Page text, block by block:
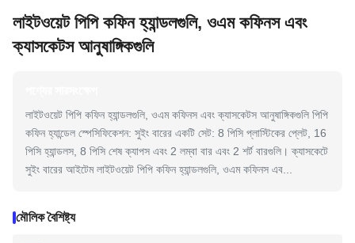
লাইটওয়েট পিপি কফিন হ্যান্ডলগুলি, ওএম কফিনস এবং
ক্যাসকেটস আনুষাঙ্গিকগুলি
লাইটওয়েট পিপি কফিন হ্যান্ডলগুলি, ওএম কফিনস এবং ক্যাসকেটস আনুষাঙ্গিকগুলি পিপি
কফিন হ্যান্ডেল স্পেসিফিকেশন: সুইং বারের একটি সেট: 8 পিসি প্লাস্টিকের প্লেট, 16
পিসি হ্যান্ডলস, 8 পিসি শেষ ক্যাপস এবং 2 লম্বা বার এবং 2 শর্ট বারগুলি। ক্যাসকেটে
সুইং বারের আইটেম লাইটওয়েট পিপি কফিন হ্যান্ডলগুলি, ওএম কফিনস এব...
মৌলিক বৈশিষ্ট্য